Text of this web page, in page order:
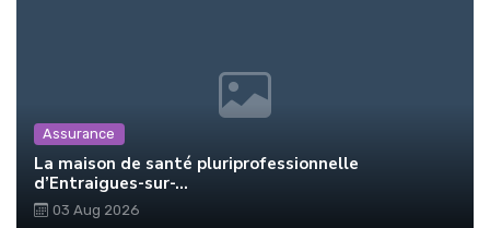
Assurance
La maison de santé pluriprofessionnelle
d’Entraigues-sur-...
03 Aug 2026